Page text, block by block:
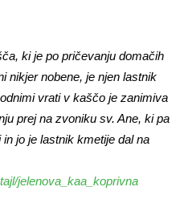
ki je po pričevanju domačih
nikjer nobene, je njen lastnik
vrati v kaščo je zanimiva
prej na zvoniku sv. Ane, ki pa
jo je lastnik kmetije dal na
jelenova_kaa_koprivna